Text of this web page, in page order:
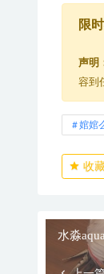
限
声明
容到
婠婠
收
水淼